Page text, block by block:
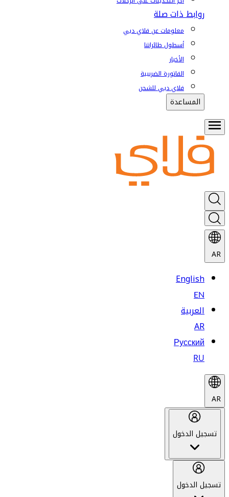
روابط ذات صلة
معلومات عن فلاي دبي
أسطول طائراتنا
الأخبار
الفاتورة الضريبية
فلاي دبي للشحن
المساعدة
AR
English
EN
العربية
AR
Русский
RU
AR
تسجيل الدخول
تسجيل الدخول